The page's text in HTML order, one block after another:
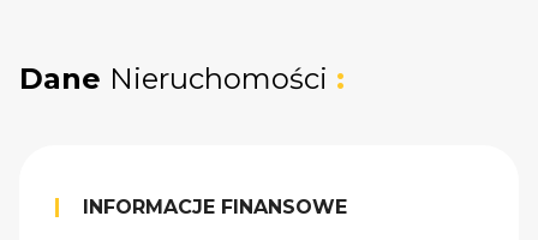
Dane Nieruchomości :
INFORMACJE FINANSOWE